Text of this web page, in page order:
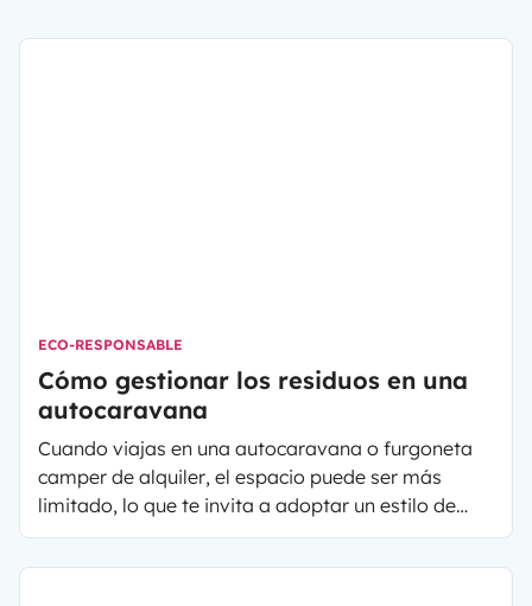
ECO-RESPONSABLE
Cómo gestionar los residuos en una
autocaravana
Cuando viajas en una autocaravana o furgoneta
camper de alquiler, el espacio puede ser más
limitado, lo que te invita a adoptar un estilo de
vida minimalista y a elegir estratégicamente lo